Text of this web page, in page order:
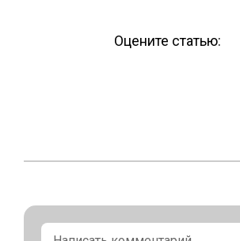
Оцените статью: